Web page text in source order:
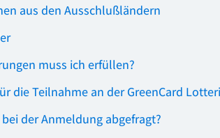
aus den Ausschlußländern
muss ich erfüllen?
die Teilnahme an der GreenCard
der Anmeldung abgefragt?